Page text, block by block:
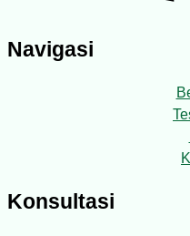
Navigasi
Konsultasi